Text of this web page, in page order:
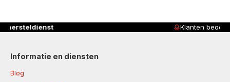
4,8/5
Informatie en diensten
Blog